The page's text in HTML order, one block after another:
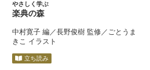
やさしく学ぶ
楽典の森
中村寛子 編／長野俊樹 監修／ ごとうま
きこ イラスト
立ち読み